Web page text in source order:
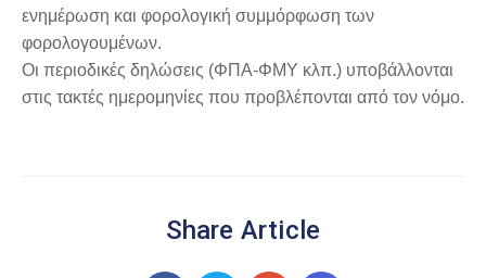
ενημέρωση και φορολογική συμμόρφωση των
φορολογουμένων.
Οι περιοδικές δηλώσεις (ΦΠΑ-ΦΜΥ κλπ.) υποβάλλονται
στις τακτές ημερομηνίες που προβλέπονται από τον νόμο.
Share Article